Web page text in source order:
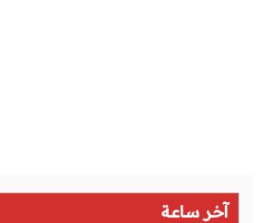
آخر ساعة